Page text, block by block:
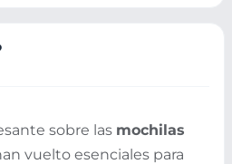
sobre las mochilas
vuelto esenciales para